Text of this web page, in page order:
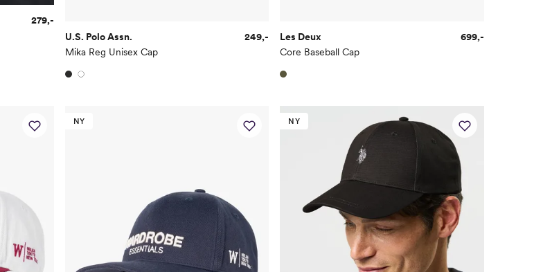
279,-
U.S. Polo Assn.
Mika Reg Unisex Cap
249,-
Les Deux
Core Baseball Cap
699,-
NY NY